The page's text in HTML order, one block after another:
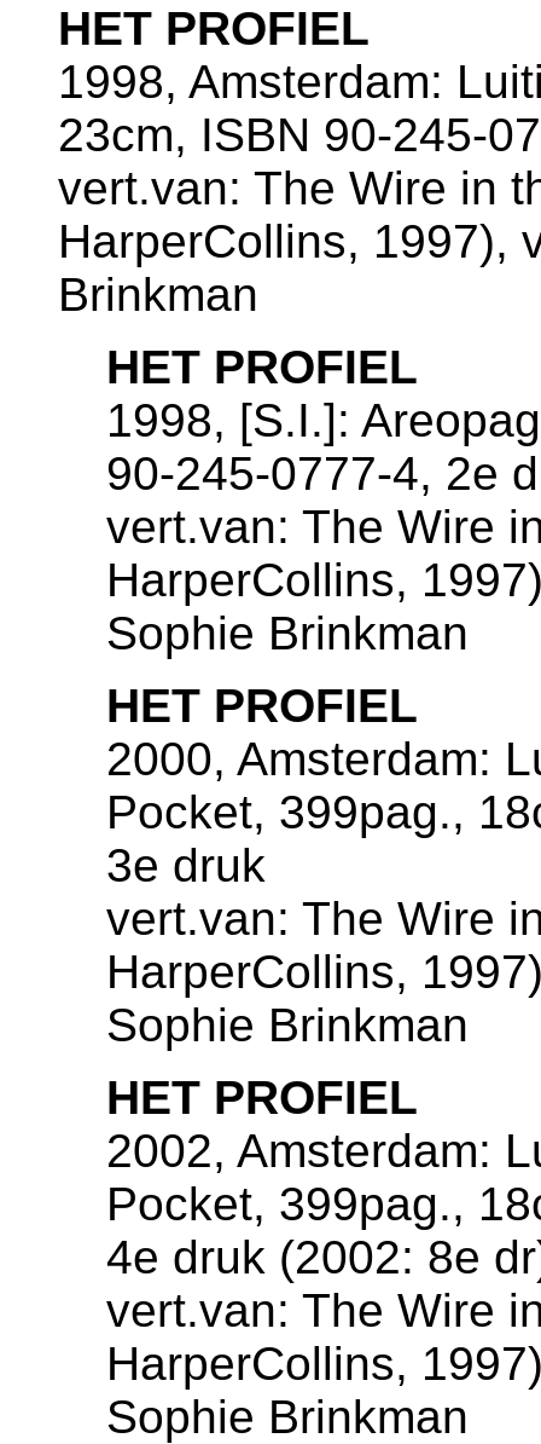
HET PROFIEL
1998, Amsterdam:
23cm, ISBN 90-245-
vert.van: The Wire in
HarperCollins, 1997),
Brinkman
HET PROFIEL
1998, [S.I.]:
90-245-0777-4, 2e
vert.van: The Wire
HarperCollins,
Sophie Brinkman
HET PROFIEL
2000, Amsterdam:
Pocket, 399pag.,
3e druk
vert.van: The Wire
HarperCollins,
Sophie Brinkman
HET PROFIEL
2002, Amsterdam:
Pocket, 399pag.,
4e druk (2002: 8e
vert.van: The Wire
HarperCollins,
Sophie Brinkman